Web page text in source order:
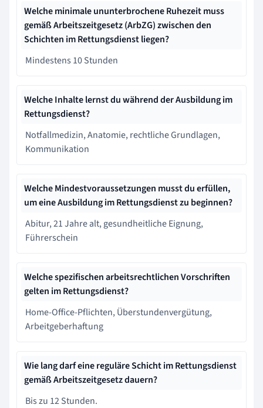
Welche minimale ununterbrochene Ruhezeit muss
gemäß Arbeitszeitgesetz (ArbZG) zwischen den
Schichten im Rettungsdienst liegen?
Mindestens 10 Stunden
Welche Inhalte lernst du während der Ausbildung im
Rettungsdienst?
Notfallmedizin, Anatomie, rechtliche Grundlagen,
Kommunikation
Welche Mindestvoraussetzungen musst du erfüllen,
um eine Ausbildung im Rettungsdienst zu beginnen?
Abitur, 21 Jahre alt, gesundheitliche Eignung,
Führerschein
Welche spezifischen arbeitsrechtlichen Vorschriften
gelten im Rettungsdienst?
Home-Office-Pflichten, Überstundenvergütung,
Arbeitgeberhaftung
Wie lang darf eine reguläre Schicht im Rettungsdienst
gemäß Arbeitszeitgesetz dauern?
Bis zu 12 Stunden.